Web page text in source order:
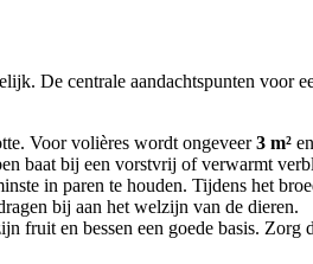
De centrale aandachtspunten voor
Voor volières wordt ongeveer3 m² en
baat bij een vorstvrij of verwarmt
in paren te houden. Tijdens het
bij aan het welzijn van de dieren.
fruit en bessen een goede basis.